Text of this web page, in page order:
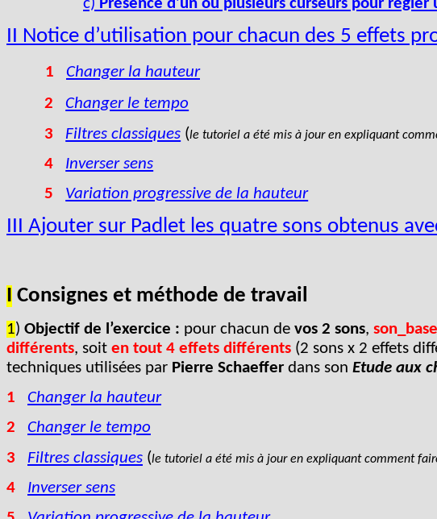
c) Présence d’un ou plusieurs curseurs pour régler
II Notice d’utilisation pour chacun des 5 effets
1
Changer la hauteur
2
Changer le tempo
3
Filtres classiques (le tutoriel a été mis à jour en expliquant
4
Inverser sens
5
Variation progressive de la hauteur
III Ajouter sur Padlet les quatre sons obtenus
I Consignes et méthode de travail
1) Objectif de l’exercice : pour chacun de vos 2 sons,
différents, soit en tout 4 effets différents (2 sons x 2 effets
techniques utilisées par Pierre Schaeffer dans son Etude aux
1
Changer la hauteur
2
Changer le tempo
3
Filtres classiques (le tutoriel a été mis à jour en expliquant comment
4
Inverser sens